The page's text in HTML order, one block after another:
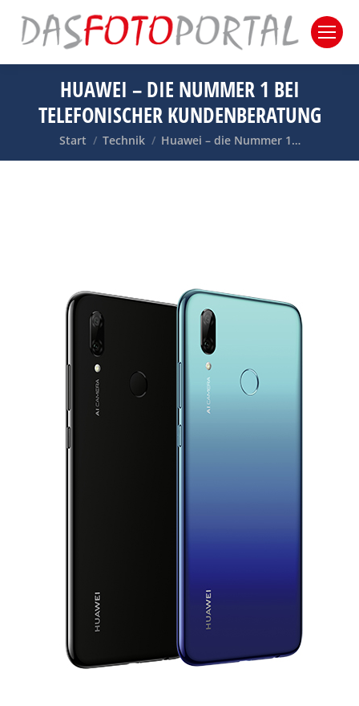
HUAWEI – DIE NUMMER 1 BEI
TELEFONISCHER KUNDENBERATUNG
Sie befinden sich hier:
Start Technik Huawei – die Nummer 1…